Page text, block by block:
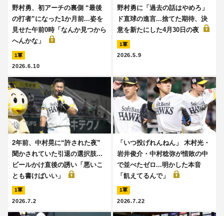
野村勇、初アーチの裏側 “最後
の打者”になった1か月前...姿を
見せた午前0時「なんか見つから
へんかな」
1軍
2026.6.10
野村勇に「過去の話はやめろ」
ド直球の進言...捨てた期待、決
意を新たにした4月30日の夜
1軍
2026.5.9
2年前、中村晃に“許された夜”
聞かされていた引退の選択肢...
ビールかけ直後の誘い「悪いこ
とも書けばいい」
1軍
2026.7.2
「いつ投げれんねん」 木村光・
岩井俊介・中村稔弥が惜敗の中
で並べたゼロ...明かした本音
「飢えてるんで」
1軍
2026.7.22